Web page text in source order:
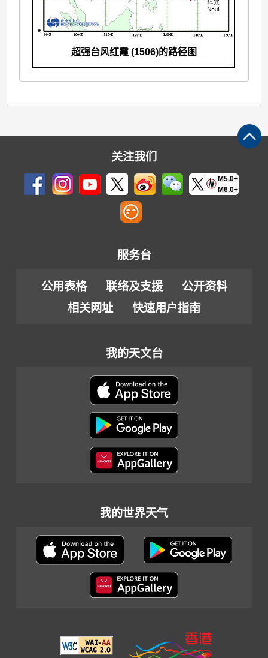
超强台风红霞 (1506)的路径图
关注我们
M5.0+
M6.0+
服务台
公用表格 联络及支援
公开资料
相关网址
快速用户指南
我的天文台
我的世界天气